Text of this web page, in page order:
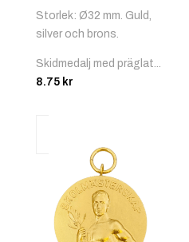
Storlek: Ø32 mm. Guld,
silver och brons.
Skidmedalj med präglat...
8.75 kr